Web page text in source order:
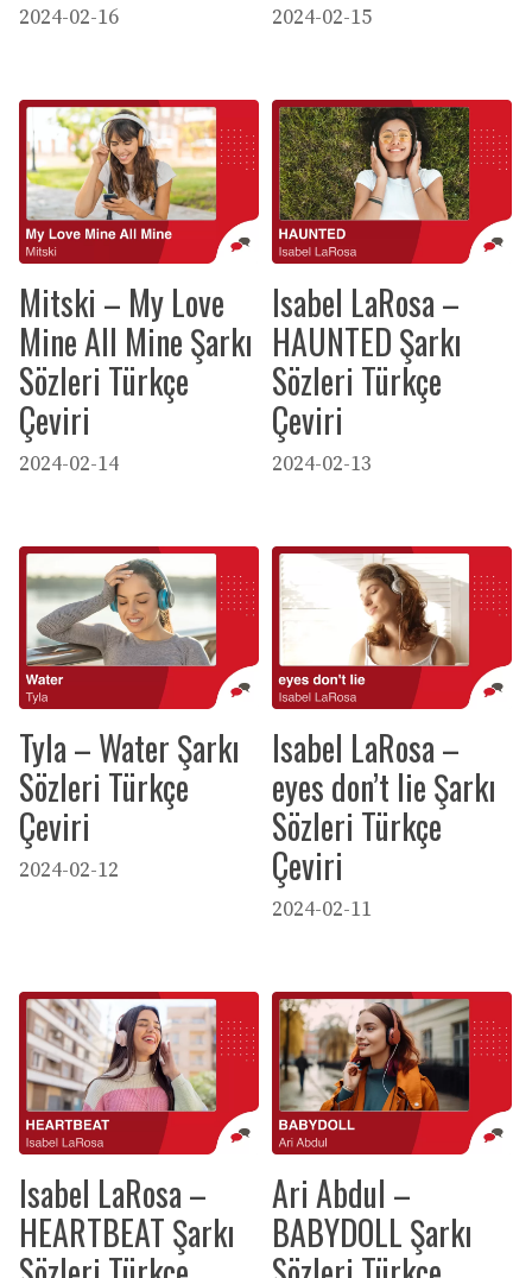
2024-02-16 2024-02-15
Mitski – My Love
Mine All Mine Şarkı
Sözleri Türkçe
Çeviri
2024-02-14
Isabel LaRosa –
HAUNTED Şarkı
Sözleri Türkçe
Çeviri
2024-02-13
Tyla – Water Şarkı
Sözleri Türkçe
Çeviri
2024-02-12
Isabel LaRosa –
eyes don’t lie Şarkı
Sözleri Türkçe
Çeviri
2024-02-11
Isabel LaRosa –
HEARTBEAT Şarkı
Ari Abdul –
BABYDOLL Şarkı